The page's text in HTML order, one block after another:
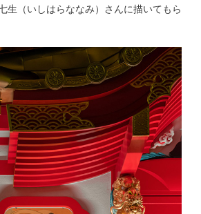
（いしはらななみ）さんに描いてもら